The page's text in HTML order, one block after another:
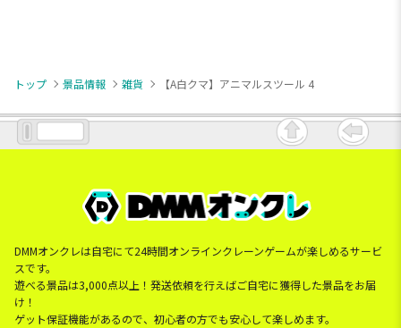
トップ 景品情報 雑貨 【A白クマ】アニマルスツール 4
DMMオンクレは自宅にて24時間オンラインクレーンゲームが楽しめるサービ
スです。
遊べる景品は3,000点以上！発送依頼を行えばご自宅に獲得した景品をお届
け！
ゲット保証機能があるので、初心者の方でも安心して楽しめます。